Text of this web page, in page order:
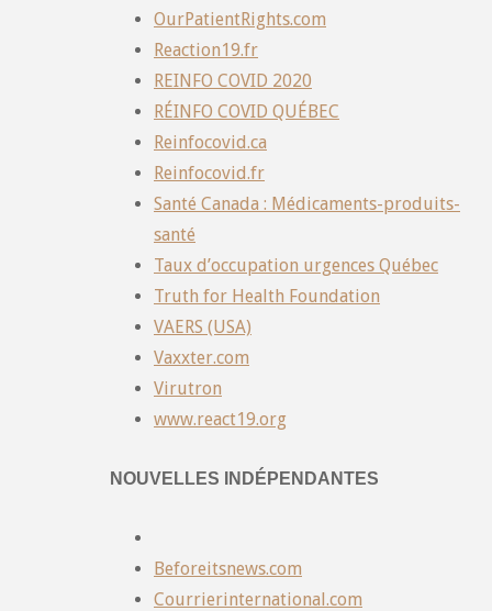
OurPatientRights.com
Reaction19.fr
REINFO COVID 2020
RÉINFO COVID QUÉBEC
Reinfocovid.ca
Reinfocovid.fr
Santé Canada : Médicaments-produits-
santé
Taux d’occupation urgences Québec
Truth for Health Foundation
VAERS (USA)
Vaxxter.com
Virutron
www.react19.org
NOUVELLES INDÉPENDANTES
Beforeitsnews.com
Courrierinternational.com